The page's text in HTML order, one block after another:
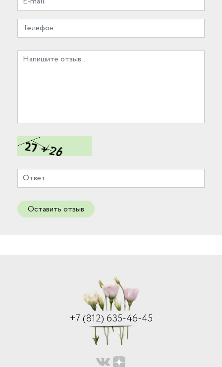
Оставить отзыв
+7 (812) 635-46-45